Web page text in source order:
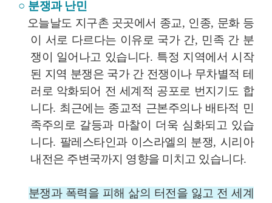
○ 분쟁과 난민
오늘날도 지구촌 곳곳에서 종교, 인종, 문화 등
이 서로 다르다는 이유로 국가 간, 민족 간 분
쟁이 일어나고 있습니다. 특정 지역에서 시작
된 지역 분쟁은 국가 간 전쟁이나 무차별적 테
러로 악화되어 전 세계적 공포로 번지기도 합
니다. 최근에는 종교적 근본주의나 배타적 민
족주의로 갈등과 마찰이 더욱 심화되고 있습
니다. 팔레스타인과 이스라엘의 분쟁, 시리아
내전은 주변국까지 영향을 미치고 있습니다.
분쟁과 폭력을 피해 삶의 터전을 잃고 전 세계